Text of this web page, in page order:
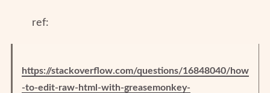
ref:
https://stackoverflow.com/questions/16848040/how
-to-edit-raw-html-with-greasemonkey-